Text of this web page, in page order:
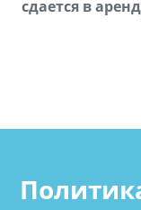
cдается в